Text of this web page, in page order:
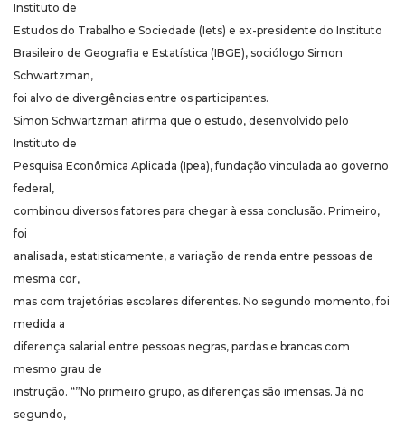
Instituto de
Estudos do Trabalho e Sociedade (Iets) e ex-presidente do Instituto
Brasileiro de Geografia e Estatística (IBGE), sociólogo Simon
Schwartzman,
foi alvo de divergências entre os participantes.
Simon Schwartzman afirma que o estudo, desenvolvido pelo
Instituto de
Pesquisa Econômica Aplicada (Ipea), fundação vinculada ao governo
federal,
combinou diversos fatores para chegar à essa conclusão. Primeiro,
foi
analisada, estatisticamente, a variação de renda entre pessoas de
mesma cor,
mas com trajetórias escolares diferentes. No segundo momento, foi
medida a
diferença salarial entre pessoas negras, pardas e brancas com
mesmo grau de
instrução. “”No primeiro grupo, as diferenças são imensas. Já no
segundo,